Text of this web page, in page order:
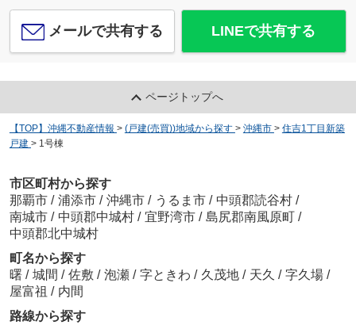
メールで共有する LINEで共有する
ページトップへ
【TOP】沖縄不動産情報 > (戸建(売買))地域から探す > 沖縄市 > 住吉1丁目新築
戸建 > 1号棟
市区町村から探す
那覇市 / 浦添市 / 沖縄市 / うるま市 / 中頭郡読谷村 /
南城市 / 中頭郡中城村 / 宜野湾市 / 島尻郡南風原町 /
中頭郡北中城村
町名から探す
曙 / 城間 / 佐敷 / 泡瀬 / 字ときわ / 久茂地 / 天久 / 字久場 /
屋富祖 / 内間
路線から探す